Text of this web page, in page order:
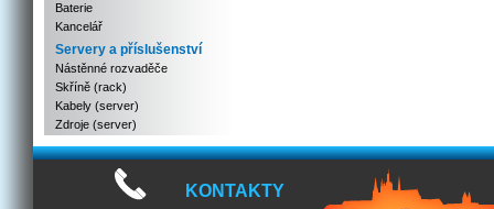
Baterie
Kancelář
Servery a příslušenství
Nástěnné rozvaděče
Skříně (rack)
Kabely (server)
Zdroje (server)
KONTAKTY